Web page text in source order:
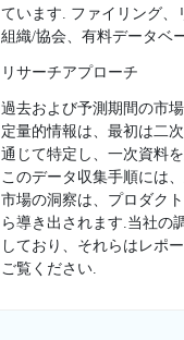
ています. ファイリング
組織/協会、有料データベ
リサーチアプローチ
過去および予測期間の市
定量的情報は、最初は二
通じて特定し、一次資料
このデータ収集手順には
市場の洞察は、プロダク
ら導き出されます.当社の
しており、それらはレポ
ご覧ください.